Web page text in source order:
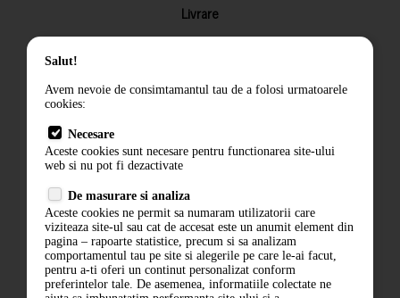
Livrare
Returnarea produselor
Termeni si conditii
Politica de confidentialitate
ANPC
Salut!
Avem nevoie de consimtamantul tau de a folosi urmatoarele
cookies:
Necesare
Aceste cookies sunt necesare pentru functionarea site-ului
web si nu pot fi dezactivate
De masurare si analiza
Aceste cookies ne permit sa numaram utilizatorii care
viziteaza site-ul sau cat de accesat este un anumit element din
pagina – rapoarte statistice, precum si sa analizam
comportamentul tau pe site si alegerile pe care le-ai facut,
pentru a-ti oferi un continut personalizat conform
preferintelor tale. De asemenea, informatiile colectate ne